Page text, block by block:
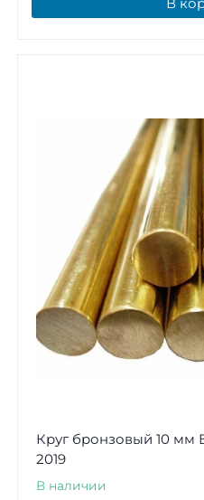
Круг бронзовый 10 мм
2019
В наличии